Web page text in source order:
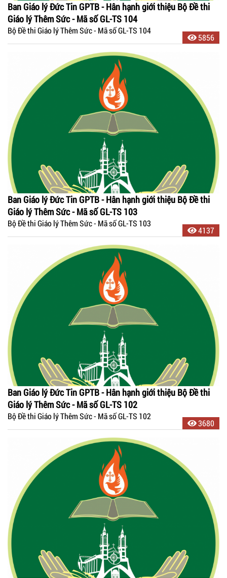
Ban Giáo lý Đức Tin GPTB - Hân hạnh giới thiệu Bộ Đề thi
Giáo lý Thêm Sức - Mã số GL-TS 104
Bộ Đề thi Giáo lý Thêm Sức - Mã số GL-TS 104
5856
Ban Giáo lý Đức Tin GPTB - Hân hạnh giới thiệu Bộ Đề thi
Giáo lý Thêm Sức - Mã số GL-TS 103
Bộ Đề thi Giáo lý Thêm Sức - Mã số GL-TS 103
4137
Ban Giáo lý Đức Tin GPTB - Hân hạnh giới thiệu Bộ Đề thi
Giáo lý Thêm Sức - Mã số GL-TS 102
Bộ Đề thi Giáo lý Thêm Sức - Mã số GL-TS 102
3680